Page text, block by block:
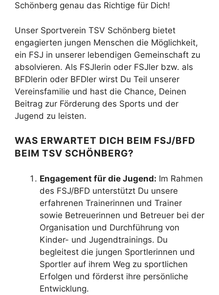
Schönberg genau das Richtige für Dich!
Unser Sportverein TSV Schönberg bietet
engagierten jungen Menschen die Möglichkeit,
ein FSJ in unserer lebendigen Gemeinschaft zu
absolvieren. Als FSJlerin oder FSJler bzw. als
BFDlerin oder BFDler wirst Du Teil unserer
Vereinsfamilie und hast die Chance, Deinen
Beitrag zur Förderung des Sports und der
Jugend zu leisten.
WAS ERWARTET DICH BEIM FSJ/BFD
BEIM TSV SCHÖNBERG?
Engagement für die Jugend: Im Rahmen
des FSJ/BFD unterstützt Du unsere
erfahrenen Trainerinnen und Trainer
sowie Betreuerinnen und Betreuer bei der
Organisation und Durchführung von
Kinder- und Jugendtrainings. Du
begleitest die jungen Sportlerinnen und
Sportler auf ihrem Weg zu sportlichen
Erfolgen und förderst ihre persönliche
Entwicklung.